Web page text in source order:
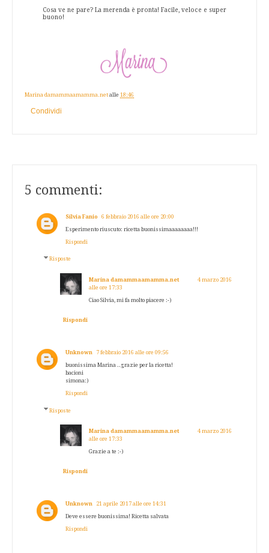
Cosa ve ne pare? La merenda è pronta! Facile, veloce e super
buono!
Marina damammaamamma.net alle 18:46
Condividi
5 commenti:
Silvia Fanio 6 febbraio 2016 alle ore 20:00
Esperimento riuscuto: ricetta buonissimaaaaaaaa!!!
Rispondi
Risposte
Marina damammaamamma.net
4 marzo 2016
alle ore 17:33
Ciao Silvia, mi fa molto piacere :-)
Rispondi
Unknown 7 febbraio 2016 alle ore 09:56
buonissima Marina ..grazie per la ricetta!
bacioni
simona:)
Rispondi
Risposte
Marina damammaamamma.net
4 marzo 2016
alle ore 17:33
Grazie a te :-)
Rispondi
Unknown 21 aprile 2017 alle ore 14:31
Deve essere buonissima! Ricetta salvata
Rispondi